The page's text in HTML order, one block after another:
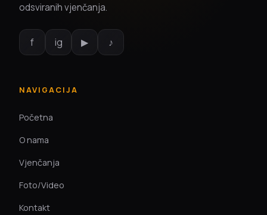
odsviranih vjenčanja.
f ig ▶ ♪
NAVIGACIJA
Početna
O nama
Vjenčanja
Foto/Video
Kontakt